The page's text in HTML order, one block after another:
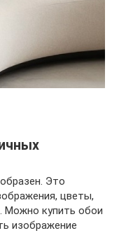
Это
цветы,
Можно купить обои
изображение